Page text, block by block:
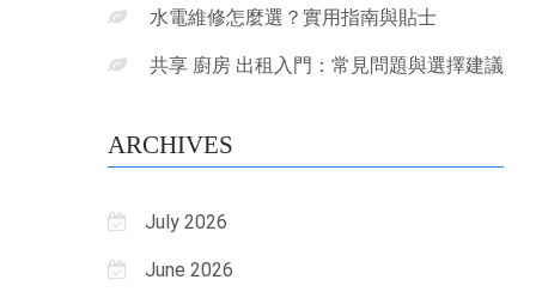
水電維修怎麼選？實用指南與貼士
共享 廚房 出租入門：常見問題與選擇建議
ARCHIVES
July 2026
June 2026